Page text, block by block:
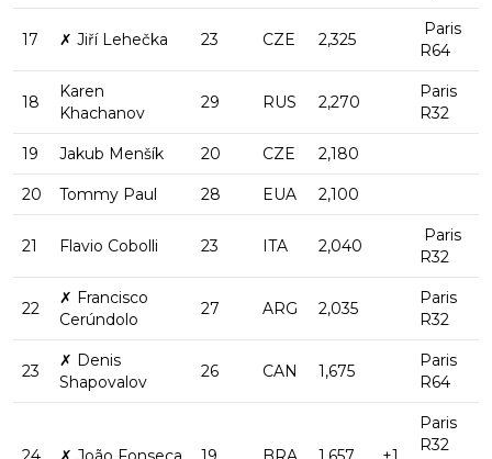
17 ✗ Jiří Lehečka 23 CZE 2,325
Paris
R64
18
Karen
Khachanov
29 RUS 2,270
Paris
R32
19 Jakub Menšík 20 CZE 2,180
20 Tommy Paul 28 EUA 2,100
21 Flavio Cobolli 23 ITA 2,040
Paris
R32
22
✗ Francisco
Cerúndolo
27 ARG 2,035
Paris
R32
23
✗ Denis
Shapovalov
26 CAN 1,675
Paris
R64
Paris
R32